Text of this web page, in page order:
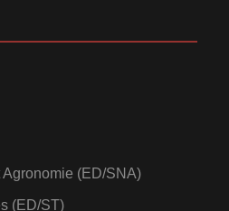
(ED/SNA)
(ED/ST)